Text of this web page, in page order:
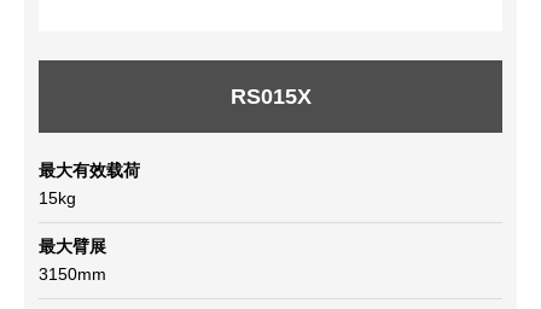
RS015X
最大有效载荷
15kg
最大臂展
3150mm